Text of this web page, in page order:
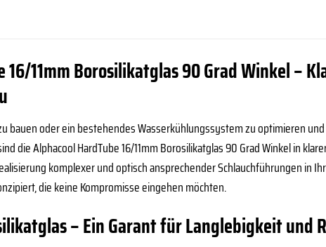
16/11mm Borosilikatglas 90 Grad Winkel –
bauen oder ein bestehendes Wasserkühlungssystem zu optimieren
die Alphacool HardTube 16/11mm Borosilikatglas 90 Grad Winkel in
komplexer und optisch ansprechender Schlauchführungen in
die keine Kompromisse eingehen möchten.
– Ein Garant für Langlebigkeit und